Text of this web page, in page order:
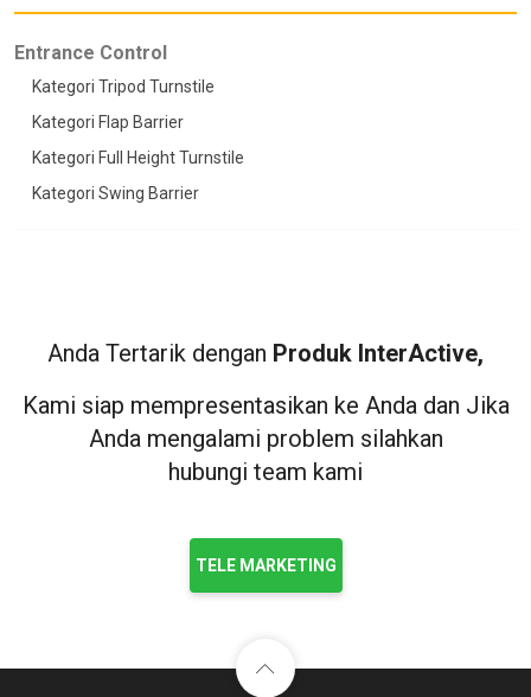
Entrance Control
Kategori Tripod Turnstile
Kategori Flap Barrier
Kategori Full Height Turnstile
Kategori Swing Barrier
Anda Tertarik dengan Produk InterActive,
Kami siap mempresentasikan ke Anda dan Jika
Anda mengalami problem silahkan
hubungi team kami
TELE MARKETING